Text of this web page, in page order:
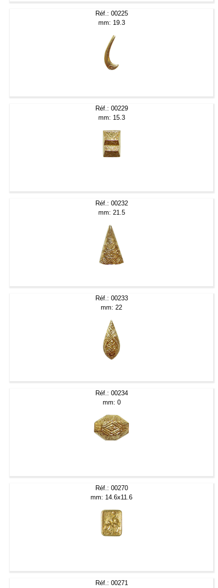
Réf.: 00225
mm: 19.3
Réf.: 00229
mm: 15.3
Réf.: 00232
mm: 21.5
Réf.: 00233
mm: 22
Réf.: 00234
mm: 0
Réf.: 00270
mm: 14.6x11.6
Réf.: 00271